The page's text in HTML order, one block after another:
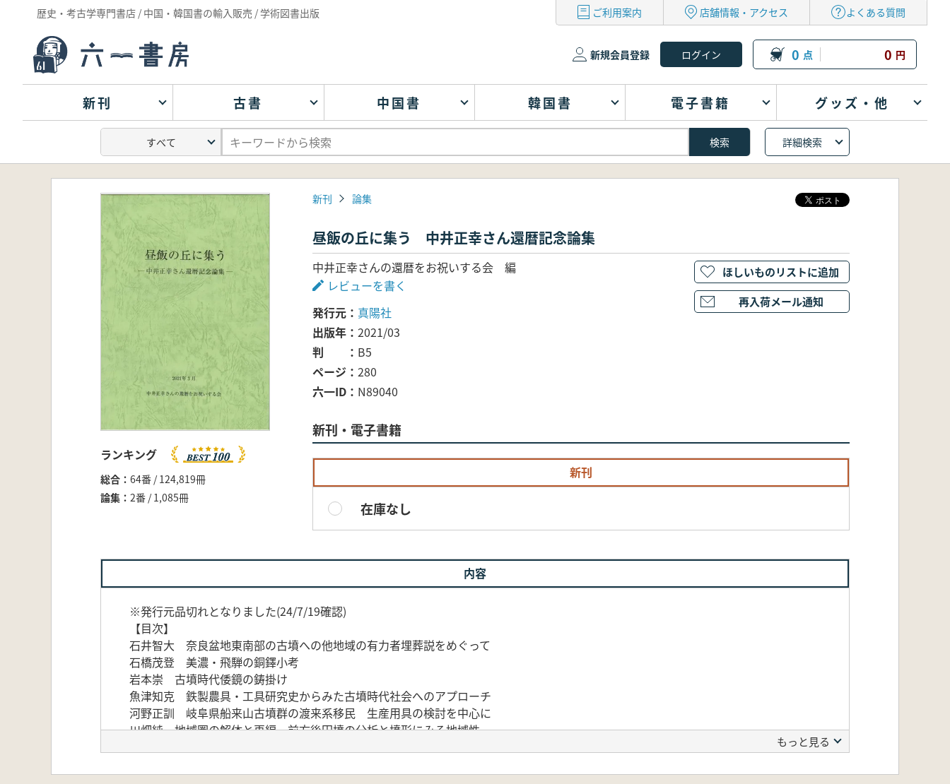
歴史・考古学専門書店 / 中国・韓国書の輸入販売 / 学術図書出版 ご利用案内 店舗情報・アクセス よくある質問
新規会員登録 0 点 0 円
新刊 古書 中国書 韓国書 電子書籍 グッズ・他
詳細検索
ランキング
総合
64番 / 124,819冊
論集
2番 / 1,085冊
新刊 論集
昼飯の丘に集う 中井正幸さん還暦記念論集
中井正幸さんの還暦をお祝いする会 編
レビューを書く
発行元
真陽社
出版年
2021/03
判
B5
ページ
280
六一ID
N89040
新刊・電子書籍
新刊
在庫なし
ほしいものリストに追加
再入荷メール通知
内容
※発行元品切れとなりました(24/7/19確認)
【目次】
石井智大 奈良盆地東南部の古墳への他地域の有力者埋葬説をめぐって
石橋茂登 美濃・飛騨の銅鐸小考
岩本崇 古墳時代倭鏡の鋳掛け
魚津知克 鉄製農具・工具研究史からみた古墳時代社会へのアプローチ
河野正訓 岐阜県船来山古墳群の渡来系移民 生産用具の検討を中心に
川畑純 地域圏の解体と再編 前方後円墳の分析と墳形にみる地域性
高木清生 尼塚4号墳副葬品の追跡とその組成復元
もっと見る